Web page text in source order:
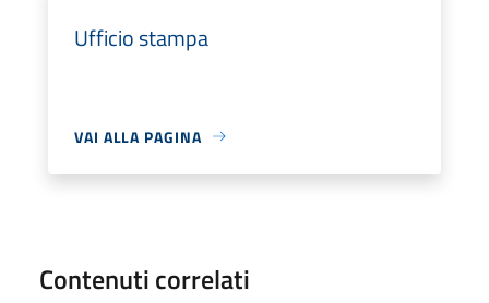
Ufficio stampa
VAI ALLA PAGINA
Contenuti correlati